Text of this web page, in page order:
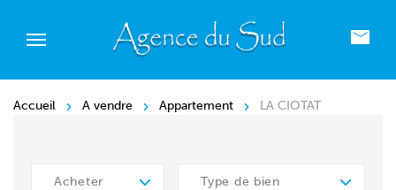
Accueil A vendre Appartement LA CIOTAT
Acheter Type de bien